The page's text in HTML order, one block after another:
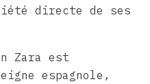
directe de ses
Zara est
espagnole,